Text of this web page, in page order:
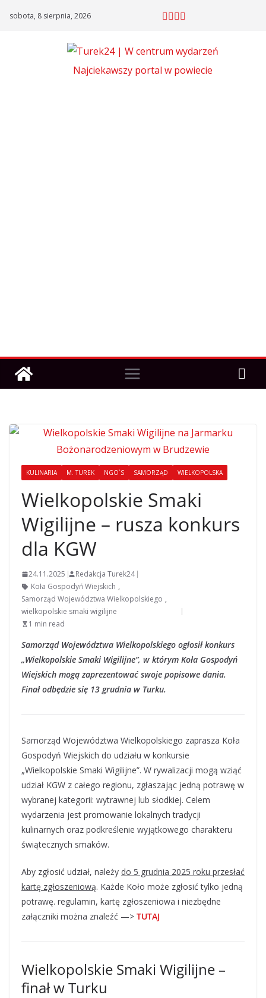
sobota, 8 sierpnia, 2026
Najciekawszy portal w powiecie
KULINARIA M. TUREK NGO`S SAMORZĄD WIELKOPOLSKA
Wielkopolskie Smaki
Wigilijne – rusza konkurs
dla KGW
24.11.2025
Redakcja Turek24
Koła Gospodyń Wiejskich ,
Samorząd Województwa Wielkopolskiego ,
wielkopolskie smaki wigilijne
1 min read
Samorząd Województwa Wielkopolskiego ogłosił konkurs
„Wielkopolskie Smaki Wigilijne”, w którym Koła Gospodyń
Wiejskich mogą zaprezentować swoje popisowe dania.
Finał odbędzie się 13 grudnia w Turku.
Samorząd Województwa Wielkopolskiego zaprasza Koła
Gospodyń Wiejskich do udziału w konkursie
„Wielkopolskie Smaki Wigilijne”. W rywalizacji mogą wziąć
udział KGW z całego regionu, zgłaszając jedną potrawę w
wybranej kategorii: wytrawnej lub słodkiej. Celem
wydarzenia jest promowanie lokalnych tradycji
kulinarnych oraz podkreślenie wyjątkowego charakteru
świątecznych smaków.
Aby zgłosić udział, należy do 5 grudnia 2025 roku przesłać
kartę zgłoszeniową. Każde Koło może zgłosić tylko jedną
potrawę. regulamin, kartę zgłoszeniowa i niezbędne
załączniki można znaleźć —> TUTAJ
Wielkopolskie Smaki Wigilijne –
finał w Turku